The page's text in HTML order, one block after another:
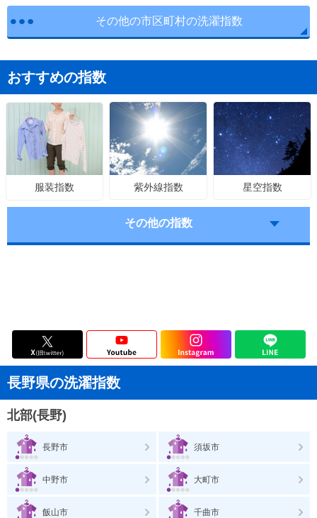
その他の市区町村の洗濯指数
おすすめの指数
服装指数 紫外線指数 星空指数
その他の指数
長野県の洗濯指数
北部(長野)
長野市 須坂市
中野市 大町市
飯山市 千曲市